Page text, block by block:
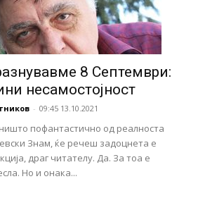
8 Септември:
несамостојност
- 09:45 13.10.2021
пофантастично од реалноста
Знам, ќе речеш задоцнета е
драг читателу. Да. За тоа е
Но и онака...